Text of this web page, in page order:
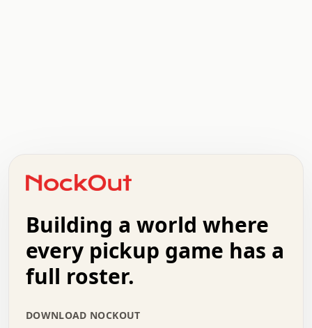
+   .   .   .   .   .   .   .   .   .   +   .   .
.   .   .   .   .   .   .   .   .   .   .   :   .
.   .   .   .   +   .   .   .   .   .   .   .   +
.   :   .   .   .   .   .   .   .   .   o   .   .
.   .   x   .   .   .   .   .   .   :   .   .   o
.   .   .   .   :   .   .   .   .   o   .   .   .
.   .   .   .   .   .   .   :   .   .   .   .   .
Building a world where
every pickup game has a
full roster.
DOWNLOAD NOCKOUT